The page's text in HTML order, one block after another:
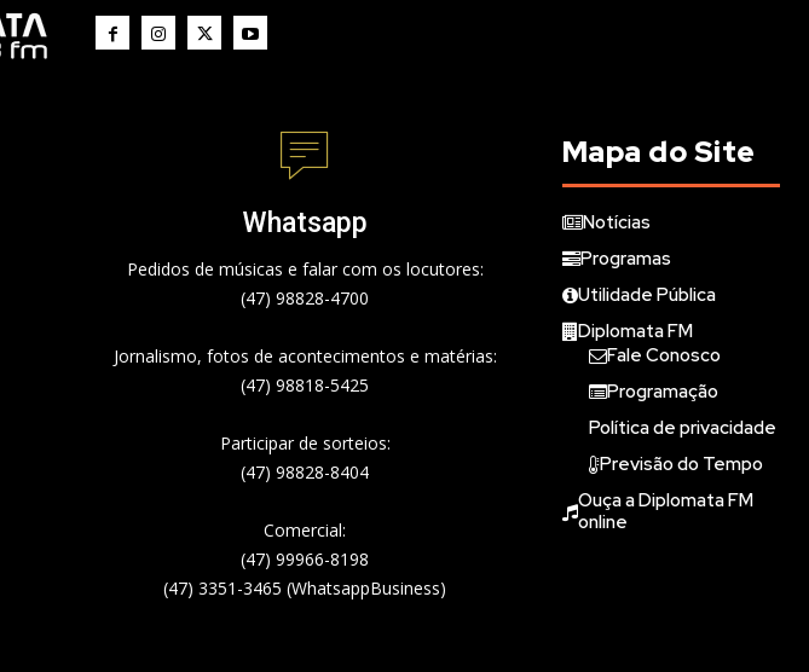
Whatsapp
Pedidos de músicas e falar com os locutores:
(47) 98828-4700
Jornalismo, fotos de acontecimentos e matérias:
(47) 98818-5425
Participar de sorteios:
(47) 98828-8404
Comercial:
(47) 99966-8198
(47) 3351-3465 (WhatsappBusiness)
Mapa do Site
Notícias
Programas
Utilidade Pública
Diplomata FM
Fale Conosco
Programação
Política de privacidade
Previsão do Tempo
Ouça a Diplomata FM
online